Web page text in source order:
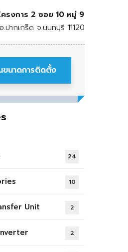
รงการ 2 ซอย 10 หมู่ 9
ากเกร็ด จ.นนทบุรี 11120
ขนาดการติดตั้ง
24
10
Unit 2
2